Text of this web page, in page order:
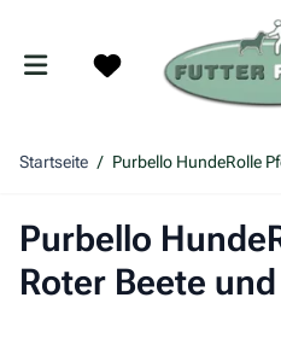
Startseite / Purbello HundeRolle
Purbello
Roter Beete